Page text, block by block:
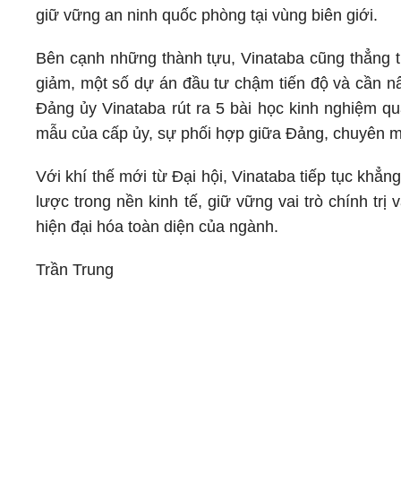
giữ vững an ninh quốc phòng tại vùng biên giới.
Bên cạnh những thành tựu, Vinataba cũng
giảm, một số dự án đầu tư chậm tiến độ và cần
Đảng ủy Vinataba rút ra 5 bài học kinh nghiệm
mẫu của cấp ủy, sự phối hợp giữa Đảng, chuyên
Với khí thế mới từ Đại hội, Vinataba tiếp tục
lược trong nền kinh tế, giữ vững vai trò chính
hiện đại hóa toàn diện của ngành.
Trần Trung